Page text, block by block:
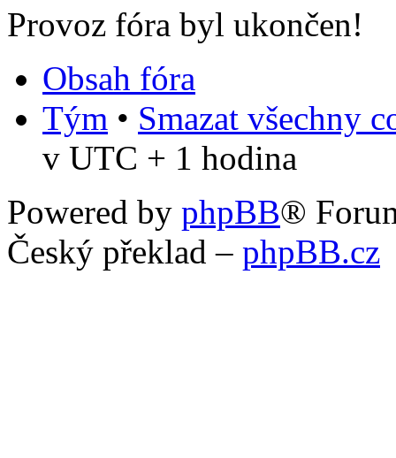
Provoz fóra byl ukončen!
Obsah fóra
Tým • Smazat všechny
v UTC + 1 hodina
Powered by phpBB®
Český překlad – phpBB.cz